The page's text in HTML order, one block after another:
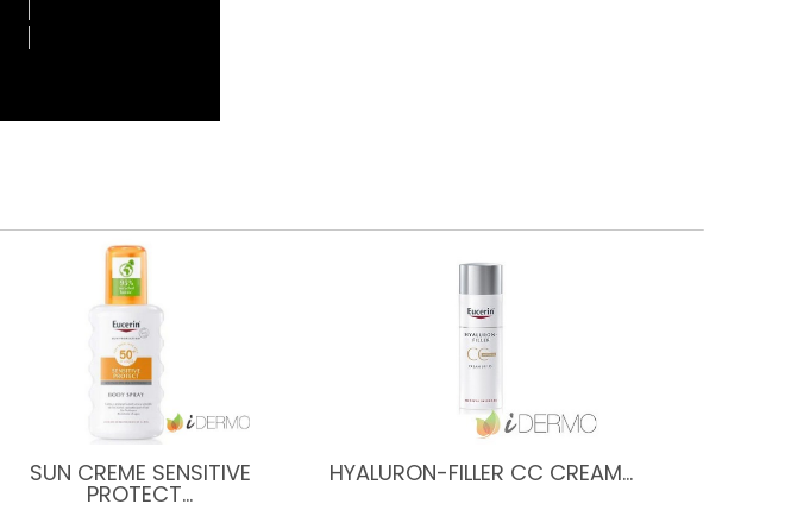
SUN CREME SENSITIVE
PROTECT…
HYALURON-FILLER CC CREAM…